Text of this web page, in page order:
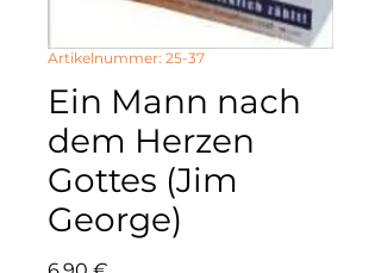
Artikelnummer: 25-37
Ein Mann nach
dem Herzen
Gottes (Jim
George)